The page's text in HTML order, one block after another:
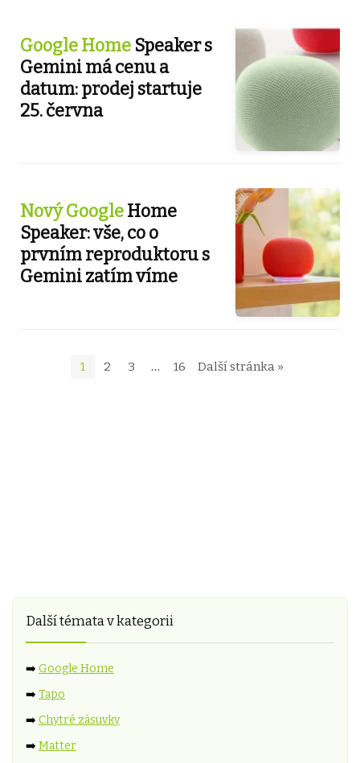
Google Home Speaker s
Gemini má cenu a
datum: prodej startuje
25. června
Nový GoogleHome
Speaker: vše, co o
prvním reproduktoru s
Gemini zatím víme
1 2 3 … 16 Další stránka »
Další témata v kategorii
➡️ Google Home
➡️ Tapo
➡️ Chytré zásuvky
➡️ Matter